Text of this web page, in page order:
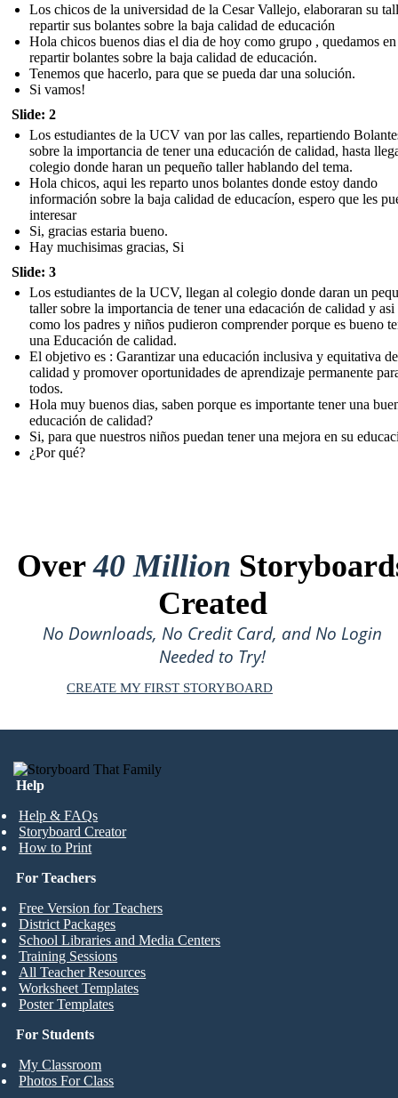
Los chicos de la universidad de la Cesar Vallejo, elaboraran su
repartir sus bolantes sobre la baja calidad de educación
Hola chicos buenos dias el dia de hoy como grupo , quedamos
repartir bolantes sobre la baja calidad de educación.
Tenemos que hacerlo, para que se pueda dar una solución.
Si vamos!
Slide: 2
Los estudiantes de la UCV van por las calles, repartiendo
sobre la importancia de tener una educación de calidad, hasta
colegio donde haran un pequeño taller hablando del tema.
Hola chicos, aqui les reparto unos bolantes donde estoy dando
información sobre la baja calidad de educacíon, espero que les
interesar
Si, gracias estaria bueno.
Hay muchisimas gracias, Si
Slide: 3
Los estudiantes de la UCV, llegan al colegio donde daran un
taller sobre la importancia de tener una edacación de calidad y asi
como los padres y niños pudieron comprender porque es bueno
una Educación de calidad.
El objetivo es : Garantizar una educación inclusiva y equitativa de
calidad y promover oportunidades de aprendizaje permanente
todos.
Hola muy buenos dias, saben porque es importante tener una
educación de calidad?
Si, para que nuestros niños puedan tener una mejora en su
¿Por qué?
Over40 Million
Created
No Downloads, No Credit Card, and No Login
Needed to Try!
CREATE MY FIRST STORYBOARD
Help
Help & FAQs
Storyboard Creator
How to Print
For Students
My Classroom
Photos For Class
For Teachers
Free Version for Teachers
District Packages
School Libraries and Media Centers
Training Sessions
All Teacher Resources
Worksheet Templates
Poster Templates